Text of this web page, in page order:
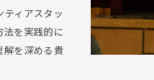
ィアスタッ
法を実践的に
解を深める貴